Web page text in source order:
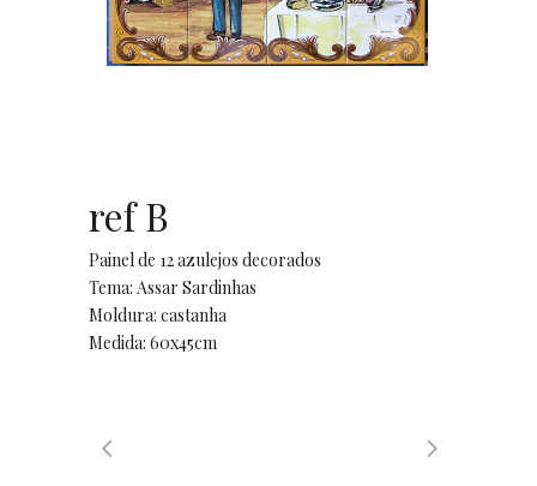
ref B
Painel de 12 azulejos decorados
Tema: Assar Sardinhas
Moldura: castanha
Medida: 60x45cm